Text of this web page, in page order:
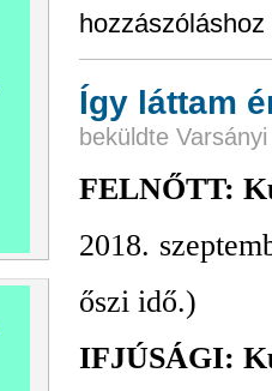
hozzászóláshoz
Így láttam
beküldte
FELNŐTT:
2018.
őszi idő.)
IFJÚSÁGI: